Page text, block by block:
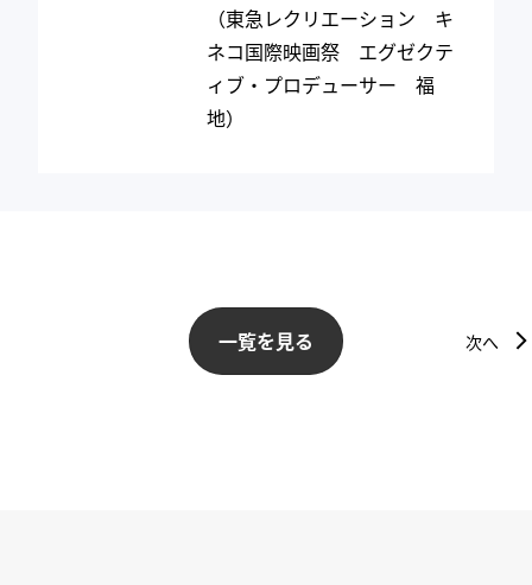
（東急レクリエーション キ
ネコ国際映画祭 エグゼクテ
ィブ・プロデューサー 福
地）
一覧を見る 次へ